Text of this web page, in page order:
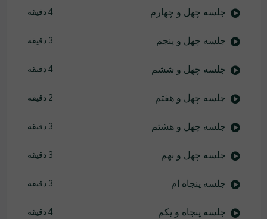
جلسه چهل و چهارم 4 دقیقه
جلسه چهل و پنجم 3 دقیقه
جلسه چهل و ششم 4 دقیقه
جلسه چهل و هفتم 2 دقیقه
جلسه چهل و هشتم 3 دقیقه
جلسه چهل و نهم 3 دقیقه
جلسه پنجاه ام 3 دقیقه
جلسه پنجاه و یکم 4 دقیقه